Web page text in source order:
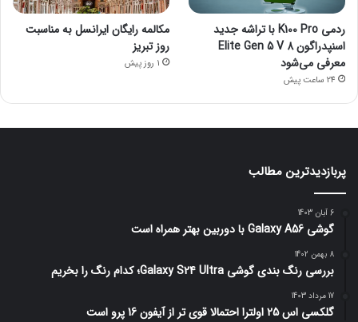
ردمی K100 Pro با تراشه جدید
اسنپدراگون 8 Elite Gen 5 V
معرفی می‌شود
24 ساعت پیش
مکالمه رایگان ایرانسل به مناسبت
روز تبریز
1 روز پیش
پربازدیدترین مطالب
6 آبان 1403
گوشی Galaxy A56 با دوربین بهتر همراه است
8 بهمن 1402
بررسی رنگ بندی گوشی Galaxy S24 Ultra؛ کدام رنگ را بخریم
17 مرداد 1403
گلکسی اس 25 اولترا احتمالا قوی تر از آیفون 16 پرو است